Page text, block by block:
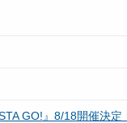
GO!』8/18開催決定